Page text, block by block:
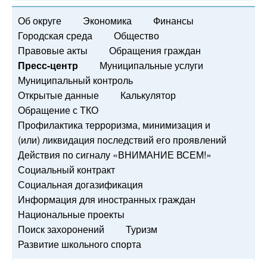
Об округе Экономика
Финансы
Городская среда
Общество
Правовые акты
Обращения граждан
Пресс-центр
Муниципальные услуги
Муниципальный контроль
Открытые данные
Калькулятор
Обращение с ТКО
Профилактика терроризма, минимизация и
(или) ликвидация последствий его проявлений
Действия по сигналу «ВНИМАНИЕ ВСЕМ!»
Социальный контракт
Социальная догазификация
Информация для иностранных граждан
Национальные проекты
Поиск захоронений
Туризм
Развитие школьного спорта